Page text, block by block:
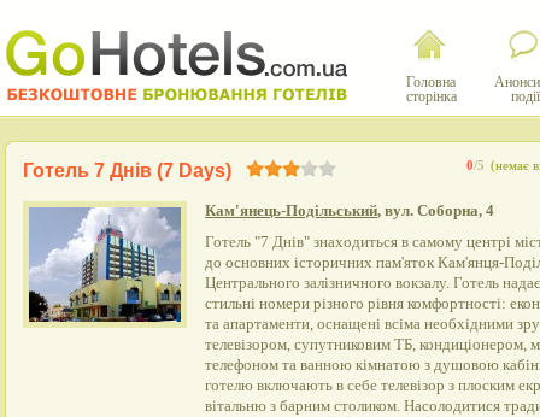
Головна
сторінка
події
0/5 (немає
Готель 7 Днів (7 Days)
Кам'янець-Подільський, вул. Соборна, 4
Готель "7 Днів" знаходиться в самому центрі
до основних історичних пам'яток Кам'янця-
Центрального залізничного вокзалу. Готель
стильні номери різного рівня комфортності:
та апартаменти, оснащені всіма необхідними
телевізором, супутниковим ТБ, кондиціонером,
телефоном та ванною кімнатою з душовою
готелю включають в себе телевізор з плоским
вітальню з барним столиком. Насолодитися